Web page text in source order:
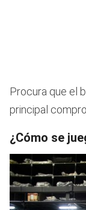
Procura que el
principal
¿Cómo se